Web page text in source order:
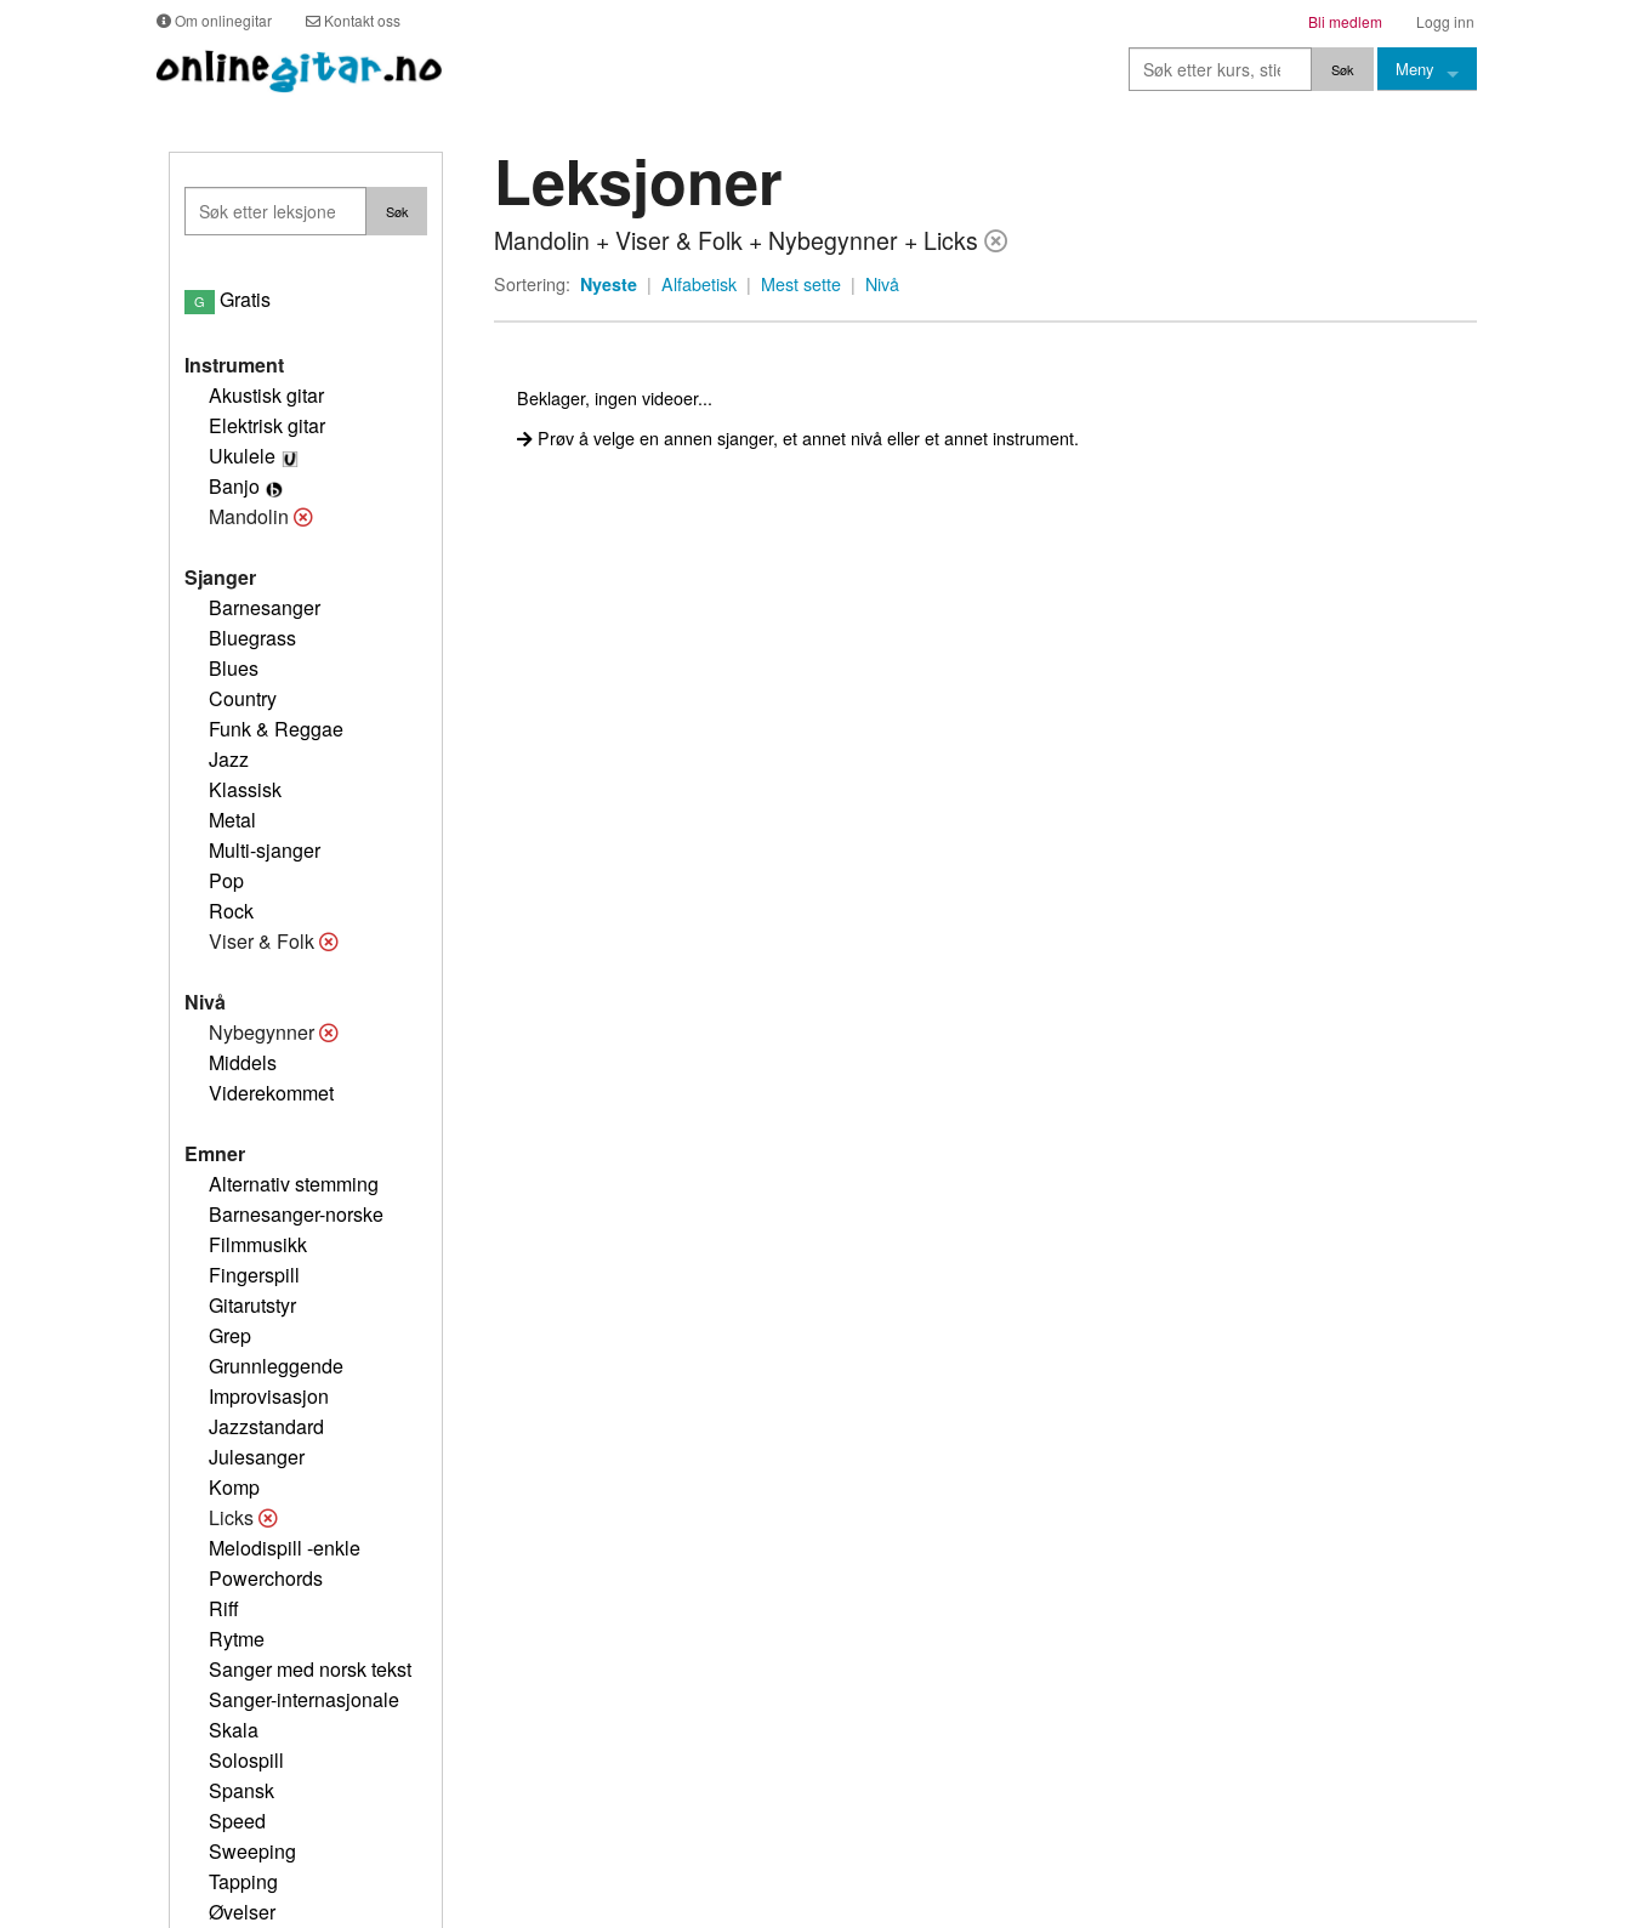
Om onlinegitar Kontakt oss Logg inn
Bli medlem
Meny
Stemming
G Gratis
Instrument
Akustisk gitar
Elektrisk gitar
Ukulele
Banjo
Mandolin
Sjanger
Barnesanger
Bluegrass
Blues
Country
Funk & Reggae
Jazz
Klassisk
Metal
Multi-sjanger
Pop
Rock
Viser & Folk
Nivå
Nybegynner
Middels
Viderekommet
Emner
Alternativ stemming
Barnesanger-norske
Filmmusikk
Fingerspill
Gitarutstyr
Grep
Grunnleggende
Improvisasjon
Jazzstandard
Julesanger
Komp
Licks
Melodispill -enkle
Powerchords
Riff
Rytme
Sanger med norsk tekst
Sanger-internasjonale
Skala
Solospill
Spansk
Speed
Sweeping
Tapping
Øvelser
Leksjoner
Mandolin + Viser & Folk + Nybegynner + Licks
Sortering: Nyeste | Alfabetisk | Mest sette | Nivå
Beklager, ingen videoer...
Prøv å velge en annen sjanger, et annet nivå eller et annet instrument.